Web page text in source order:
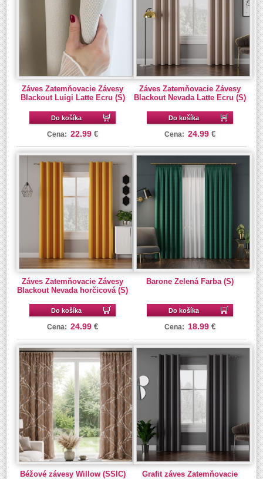
Záves Zatemňovacie Závesy
Blackout Luigi Latte Ecru (S)
Do košíka
Cena: 22.99 €
Záves Zatemňovacie Závesy
Blackout Nevada Latte Ecru (S)
Do košíka
Cena: 24.99 €
Záves Zatemňovacie Závesy
Blackout Nevada horčicová (S)
Do košíka
Cena: 24.99 €
Barone Zelená Farba (S)
Do košíka
Cena: 18.99 €
Béžové závesy Willow (SSIC)
Grafit záves Zatemňovacie